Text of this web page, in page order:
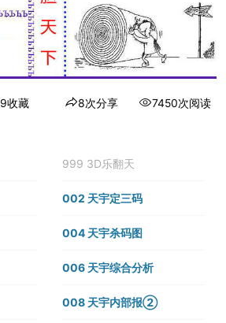
9收藏 8次分享 7450次阅读
999 3D乐翻天
002 天宇定三码
004 天宇杀码图
006 天宇综合分析
008 天宇内部报②